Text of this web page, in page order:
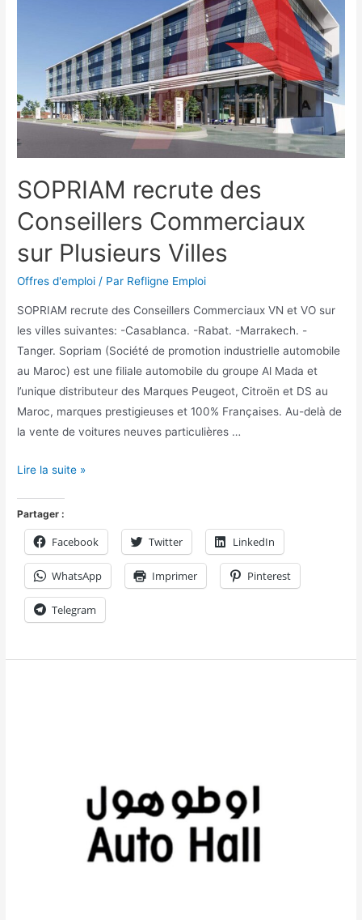
SOPRIAM recrute des
Conseillers Commerciaux
sur Plusieurs Villes
Offres d'emploi / Par Refligne Emploi
SOPRIAM recrute des Conseillers Commerciaux VN et VO sur
les villes suivantes: -Casablanca. -Rabat. -Marrakech. -
Tanger. Sopriam (Société de promotion industrielle automobile
au Maroc) est une filiale automobile du groupe Al Mada et
l’unique distributeur des Marques Peugeot, Citroën et DS au
Maroc, marques prestigieuses et 100% Françaises. Au-delà de
la vente de voitures neuves particulières …
Lire la suite »
Partager :
Facebook Twitter LinkedIn
WhatsApp Imprimer Pinterest
Telegram